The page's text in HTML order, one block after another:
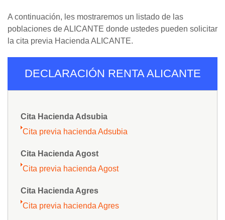
A continuación, les mostraremos un listado de las
poblaciones de ALICANTE donde ustedes pueden solicitar
la cita previa Hacienda ALICANTE.
DECLARACIÓN RENTA ALICANTE
Cita Hacienda Adsubia
Cita previa hacienda Adsubia
Cita Hacienda Agost
Cita previa hacienda Agost
Cita Hacienda Agres
Cita previa hacienda Agres